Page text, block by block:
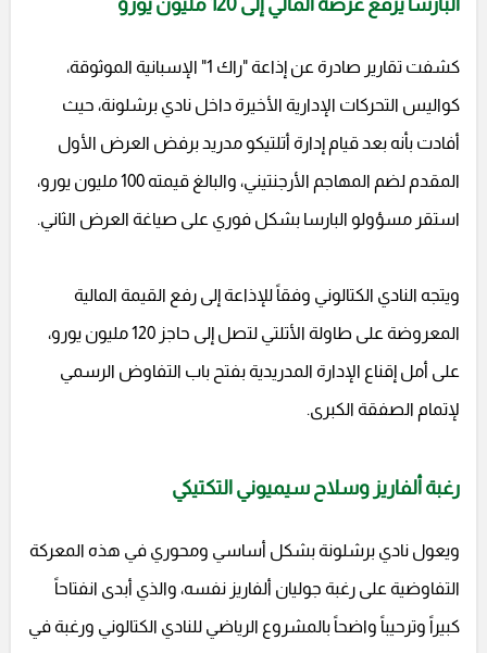
كشفت تقارير صادرة عن إذاعة "راك 1" الإسبانية الموثوقة،
كواليس التحركات الإدارية الأخيرة داخل نادي برشلونة، حيث
أفادت بأنه بعد قيام إدارة أتلتيكو مدريد برفض العرض الأول
المقدم لضم المهاجم الأرجنتيني، والبالغ قيمته 100 مليون يورو،
استقر مسؤولو البارسا بشكل فوري على صياغة العرض الثاني.
ويتجه النادي الكتالوني وفقاً للإذاعة إلى رفع القيمة المالية
المعروضة على طاولة الأتلتي لتصل إلى حاجز 120 مليون يورو،
على أمل إقناع الإدارة المدريدية بفتح باب التفاوض الرسمي
لإتمام الصفقة الكبرى.
رغبة ألفاريز وسلاح سيميوني التكتيكي
ويعول نادي برشلونة بشكل أساسي ومحوري في هذه المعركة
التفاوضية على رغبة جوليان ألفاريز نفسه، والذي أبدى انفتاحاً
كبيراً وترحيباً واضحاً بالمشروع الرياضي للنادي الكتالوني ورغبة في